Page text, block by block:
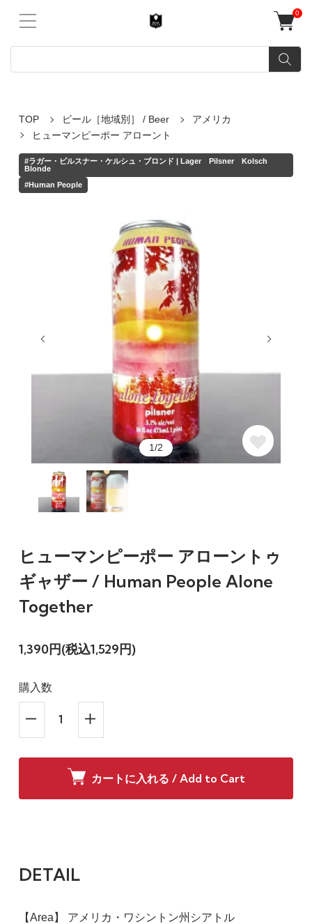
0
TOP ビール［地域別］ / Beer
アメリカ
ヒューマンピーポー アローント
#ラガー・ピルスナー・ケルシュ・ブロンド | Lager Pilsner Kolsch
Blonde
#Human People
1/2
ヒューマンピーポー アローントゥ
ギャザー / Human People Alone
Together
1,390円(税込1,529円)
購入数
カートに入れる / Add to Cart
DETAIL
【Area】 アメリカ・ワシントン州シアトル